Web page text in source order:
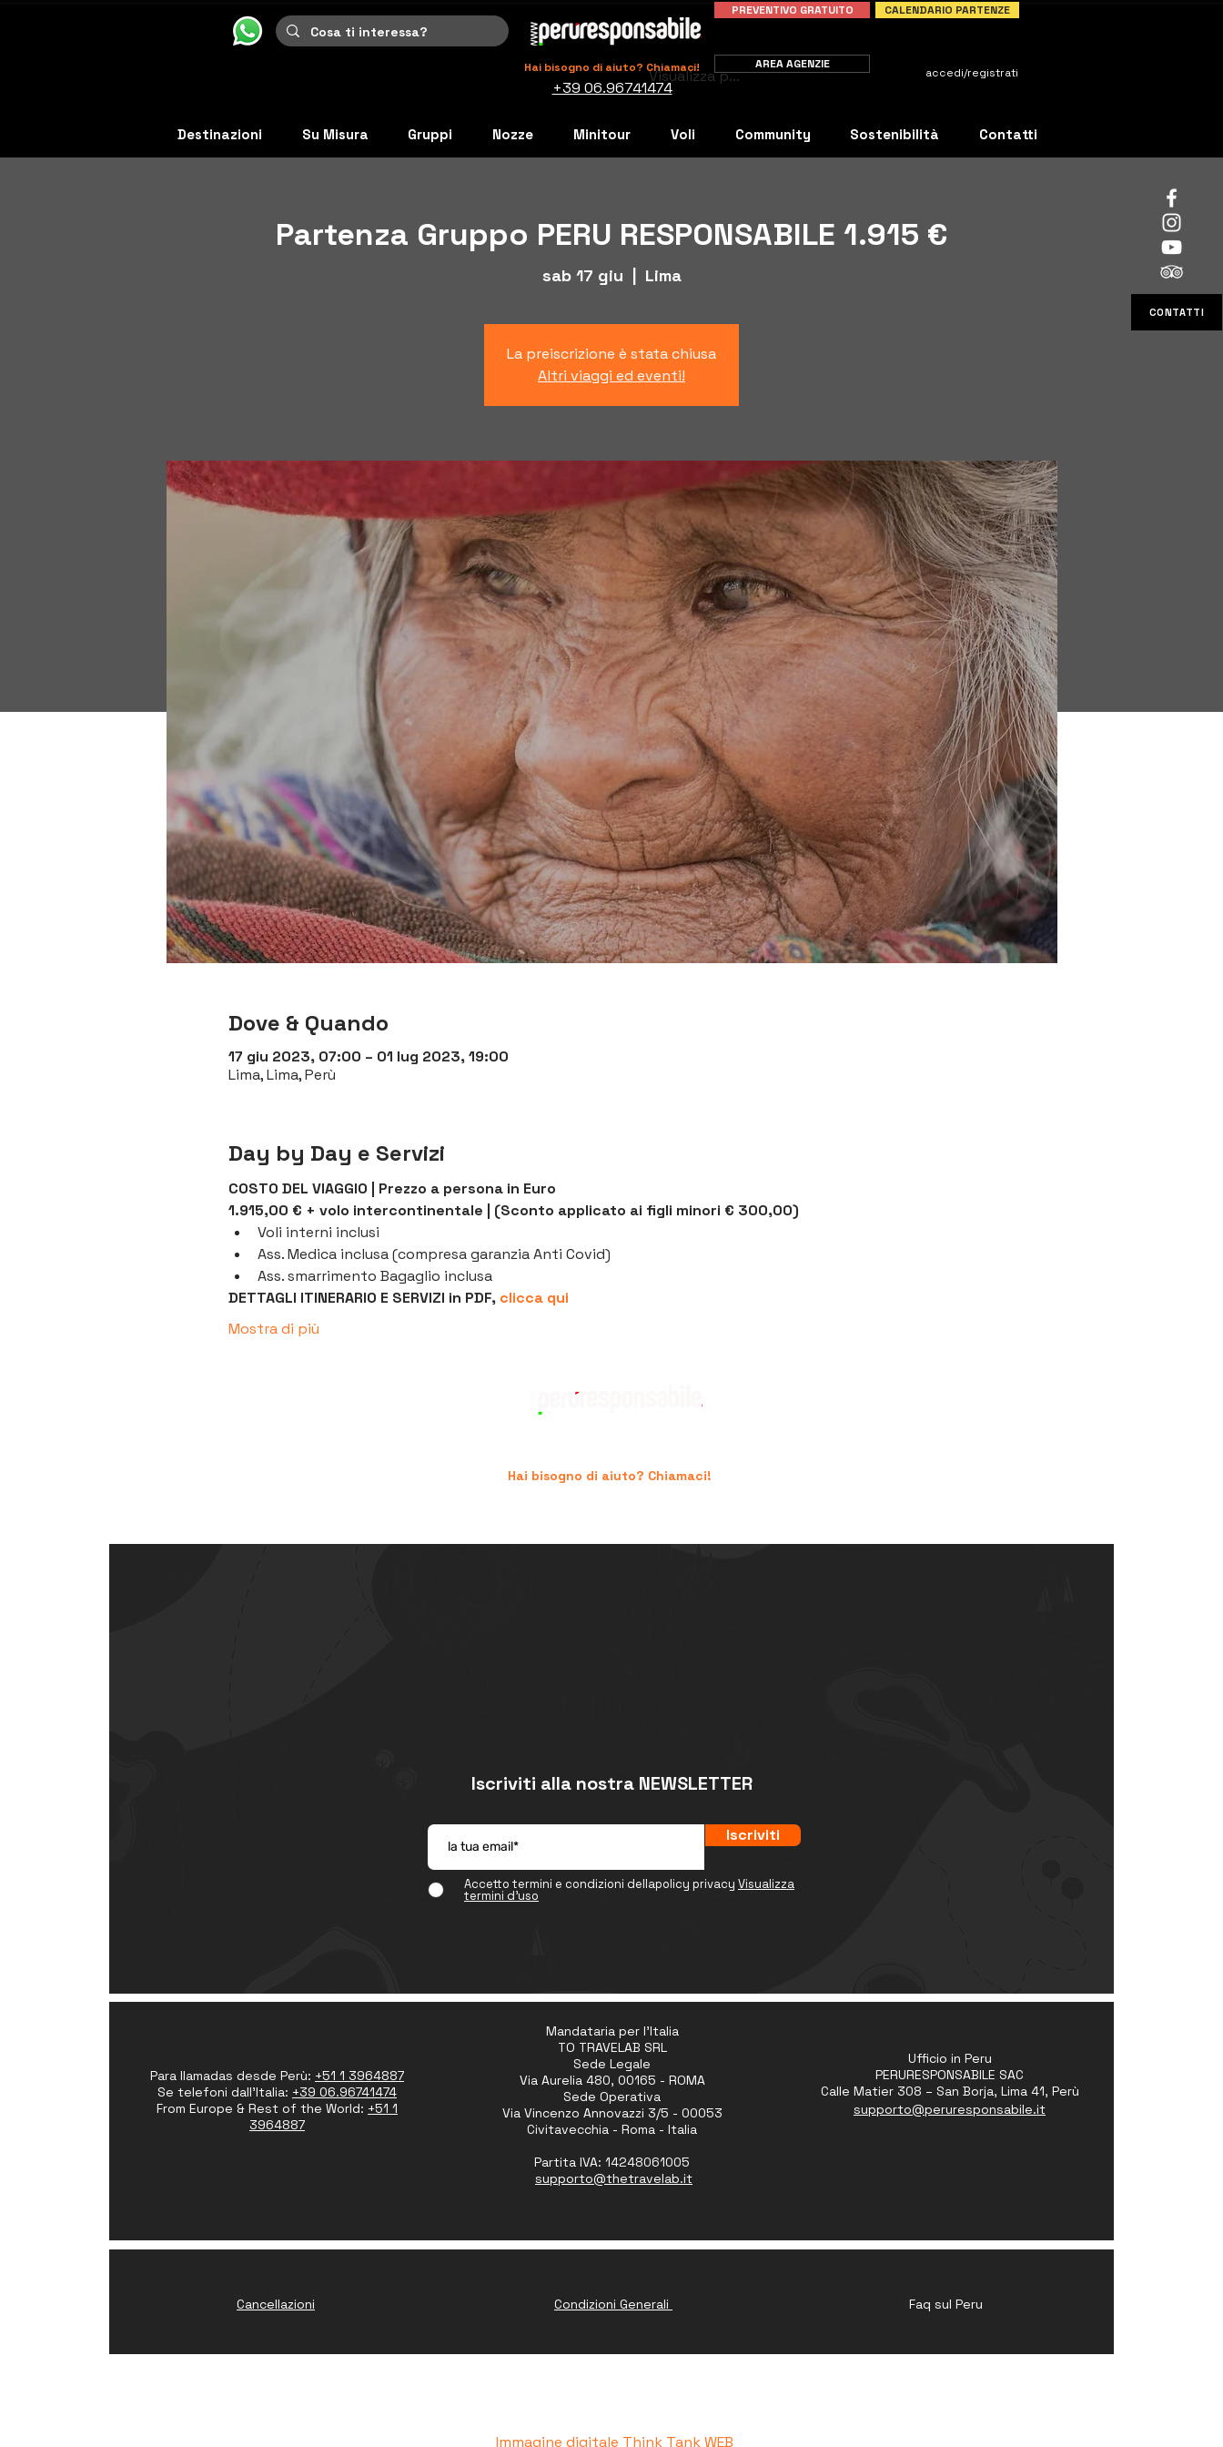
CONTATTI
Hai bisogno di aiuto? Chiamaci!
+39 06.96741474
PREVENTIVO GRATUITO CALENDARIO PARTENZE
accedi/registrati
AREA AGENZIE
Destinazioni Su Misura Gruppi Nozze Minitour Voli Community Sostenibilità Contatti
Visualizza punti
Partenza Gruppo PERU RESPONSABILE 1.915 €
sab 17 giu Lima
La preiscrizione è stata chiusa
Altri viaggi ed eventi!
Dove & Quando
17 giu 2023, 07:00 – 01 lug 2023, 19:00
Lima, Lima, Perù
Day by Day e Servizi
COSTO DEL VIAGGIO | Prezzo a persona in Euro
1.915,00 € + volo intercontinentale | (Sconto applicato ai figli minori € 300,00)
Voli interni inclusi
Ass. Medica inclusa (compresa garanzia Anti Covid)
Ass. smarrimento Bagaglio inclusa
DETTAGLI ITINERARIO E SERVIZI in PDF, clicca qui
Mostra di più
Hai bisogno di aiuto? Chiamaci!
Iscriviti alla nostra NEWSLETTER
Iscriviti
Accetto termini e condizioni dellapolicy privacy Visualizza
termini d'uso
Para llamadas desde Perù: +51 1 3964887
Se telefoni dall'Italia: +39 06.96741474
From Europe & Rest of the World: +51 1
3964887
Mandataria per l'Italia
TO TRAVELAB SRL
Sede Legale
Via Aurelia 480, 00165 - ROMA
Sede Operativa
Via Vincenzo Annovazzi 3/5 - 00053
Civitavecchia - Roma - Italia
Partita IVA: 14248061005
supporto@thetravelab.it
Ufficio in Peru
PERURESPONSABILE SAC
Calle Matier 308 – San Borja, Lima 41, Perù
supporto@peruresponsabile.it
Cancellazioni Condizioni Generali Faq sul Peru
Immagine digitale Think Tank WEB